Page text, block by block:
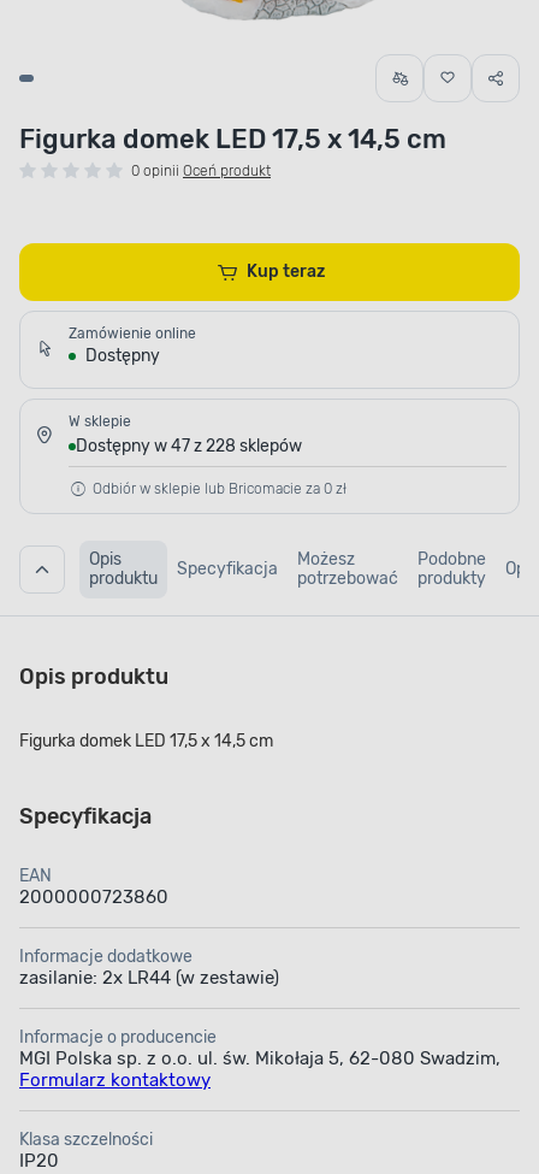
Figurka domek LED 17,5 x 14,5 cm
0 opinii Oceń produkt
Kup teraz
Zamówienie online
Dostępny
W sklepie
Dostępny w 47 z 228 sklepów
Odbiór w sklepie lub Bricomacie za 0 zł
Opis
produktu
Specyfikacja
Możesz
potrzebować
Podobne
produkty
Opis produktu
Figurka domek LED 17,5 x 14,5 cm
Specyfikacja
EAN
2000000723860
Informacje dodatkowe
zasilanie: 2x LR44 (w zestawie)
Informacje o producencie
MGI Polska sp. z o.o. ul. św. Mikołaja 5, 62-080 Swadzim,
Formularz kontaktowy
Klasa szczelności
IP20